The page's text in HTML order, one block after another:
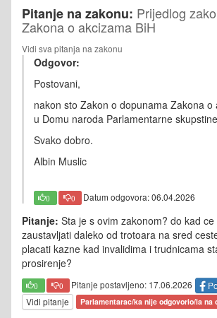
Pitanje na zakonu: Prijedlog
Zakona o akcizama BiH
Vidi sva pitanja na zakonu
Odgovor:
Postovani,
nakon sto Zakon o dopunama Zakona o
u Domu naroda Parlamentarne
Svako dobro.
Albin Muslic
0 0 Datum odgovora: 06.04.2026
Pitanje: Sta je s ovim zakonom? do kad
zaustavljati daleko od trotoara na sred
placati kazne kad invalidima i trudnicama
prosirenje?
0 0 Pitanje postavljeno: 17.06.2026
Vidi pitanje
Parlamentarac/ka nije odgovorio/la na